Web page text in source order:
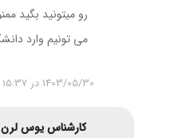
رو میتونید بگید
می تونیم وارد
1403/05/30 در 15:37
کارشناس یوس لرن